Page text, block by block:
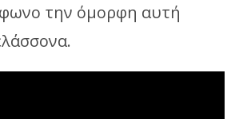
την όμορφη αυτή